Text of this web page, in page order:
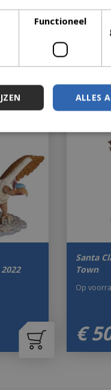
Santa
Town
€
Op
Functioneel
ALLES